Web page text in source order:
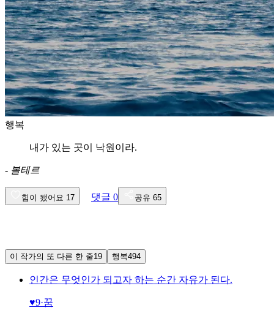
행복
내가 있는 곳이 낙원이라.
- 볼테르
힘이 됐어요 17 댓글 0 공유 65
이 작가의 또 다른 한 줄19 행복494
인간은 무엇인가 되고자 하는 순간 자유가 된다.
♥9·꿈